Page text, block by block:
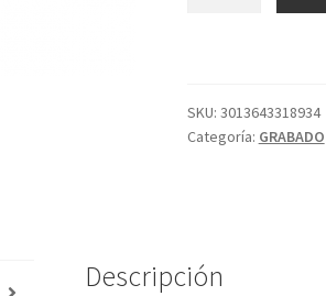
TOST.
CHARBO
SKU: 3013643318934
Categoría: GRABADO
Descripción